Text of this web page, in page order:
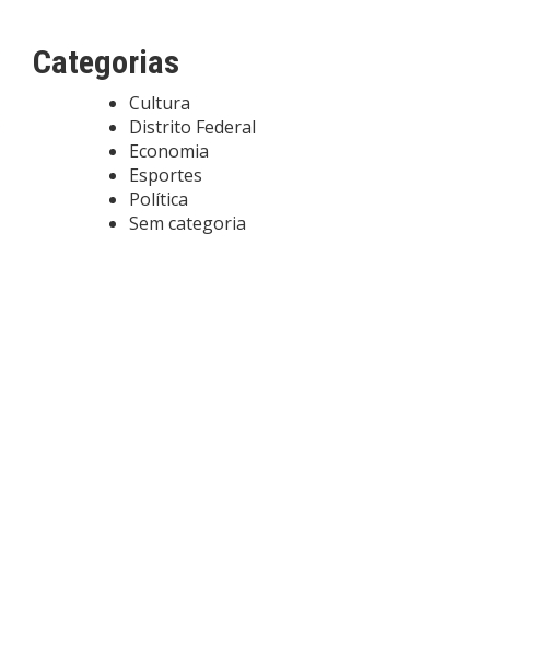
Categorias
Cultura
Distrito Federal
Economia
Esportes
Política
Sem categoria